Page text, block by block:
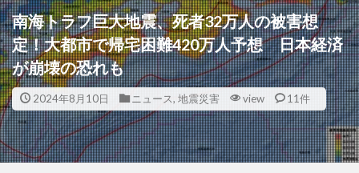
南海トラフ巨大地震、死者32万人の被害想
定！大都市で帰宅困難420万人予想 日本経済
が崩壊の恐れも
2024年8月10日 ニュース, 地震災害 view 11件